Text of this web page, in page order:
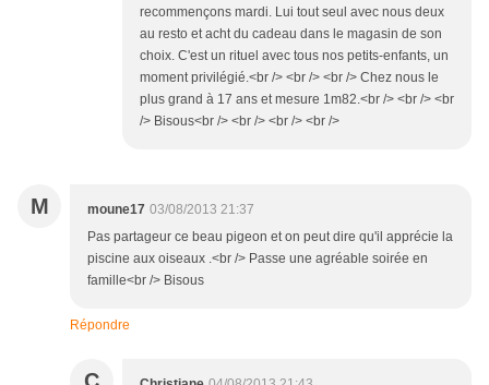
recommençons mardi. Lui tout seul avec nous deux
au resto et acht du cadeau dans le magasin de son
choix. C'est un rituel avec tous nos petits-enfants, un
moment privilégié.<br /> <br /> <br /> Chez nous le
plus grand à 17 ans et mesure 1m82.<br /> <br /> <br
/> Bisous<br /> <br /> <br /> <br />
M moune17 03/08/2013 21:37
Pas partageur ce beau pigeon et on peut dire qu'il apprécie la
piscine aux oiseaux .<br /> Passe une agréable soirée en
famille<br /> Bisous
Répondre